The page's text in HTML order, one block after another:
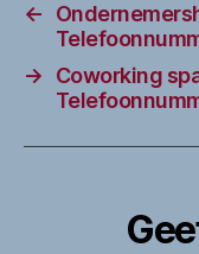
←
→
Coworking